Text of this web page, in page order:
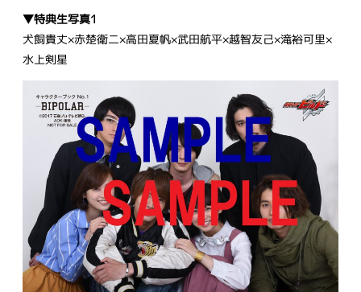
▼特典生写真1
犬飼貴丈×赤楚衛二×高田夏帆×武田航平×越智友己×滝裕可里×
水上剣星